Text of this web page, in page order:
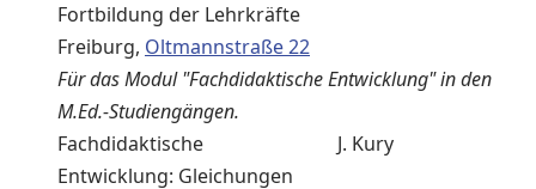
Fortbildung der Lehrkräfte
Freiburg, Oltmannstraße 22
Für das Modul "Fachdidaktische Entwicklung" in den
M.Ed.-Studiengängen.
Fachdidaktische
Entwicklung: Gleichungen
J. Kury